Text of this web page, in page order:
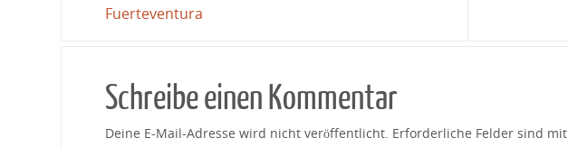
Fuerteventura
Schreibe einen Kommentar
Deine E-Mail-Adresse wird nicht veröffentlicht. Erforderliche Felder sind mit